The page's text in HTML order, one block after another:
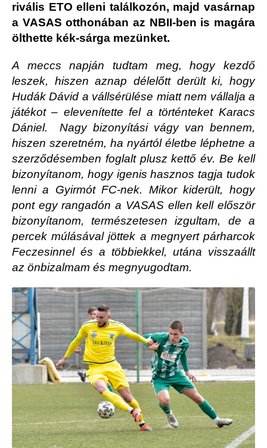
rivális ETO elleni találkozón, majd vasárnap
a VASAS otthonában az NBII-ben is magára
ölthette kék-sárga mezünket.
A meccs napján tudtam meg, hogy kezdő
leszek, hiszen aznap délelőtt derült ki, hogy
Hudák Dávid a vállsérülése miatt nem vállalja a
játékot – elevenítette fel a történteket Karacs
Dániel. Nagy bizonyítási vágy van bennem,
hiszen szeretném, ha nyártól életbe léphetne a
szerződésemben foglalt plusz kettő év. Be kell
bizonyítanom, hogy igenis hasznos tagja tudok
lenni a Gyirmót FC-nek. Mikor kiderült, hogy
pont egy rangadón a VASAS ellen kell először
bizonyítanom, természetesen izgultam, de a
percek múlásával jöttek a megnyert párharcok
Feczesinnel és a többiekkel, utána visszaállt
az önbizalmam és megnyugodtam.